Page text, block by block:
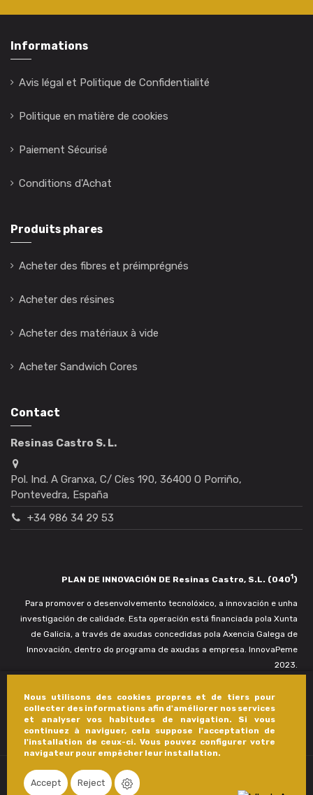
Nous utilisons des cookies propres et de tiers pour
collecter des informations afin d'améliorer nos services
et analyser vos habitudes de navigation. Si vous
continuez à naviguer, cela suppose l'acceptation de
l'installation de ceux-ci. Vous pouvez configurer votre
navigateur pour empêcher leur installation.
Accept Reject
Informations
Avis légal et Politique de Confidentialité
Politique en matière de cookies
Paiement Sécurisé
Conditions d'Achat
Produits phares
Acheter des fibres et préimprégnés
Acheter des résines
Acheter des matériaux à vide
Acheter Sandwich Cores
Contact
Resinas Castro S. L.
Pol. Ind. A Granxa, C/ Cíes 190, 36400 O Porriño,
Pontevedra, España
+34 986 34 29 53
PLAN DE INNOVACIÓN DE Resinas Castro, S.L. (0401)
Para promover o desenvolvemento tecnolóxico, a innovación e unha
investigación de calidade. Esta operación está financiada pola Xunta
de Galicia, a través de axudas concedidas pola Axencia Galega de
Innovación, dentro do programa de axudas a empresa. InnovaPeme
2023.